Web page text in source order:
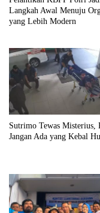
Langkah Awal Menuju
yang Lebih Modern
Sutrimo Tewas Misterius,
Jangan Ada yang Kebal